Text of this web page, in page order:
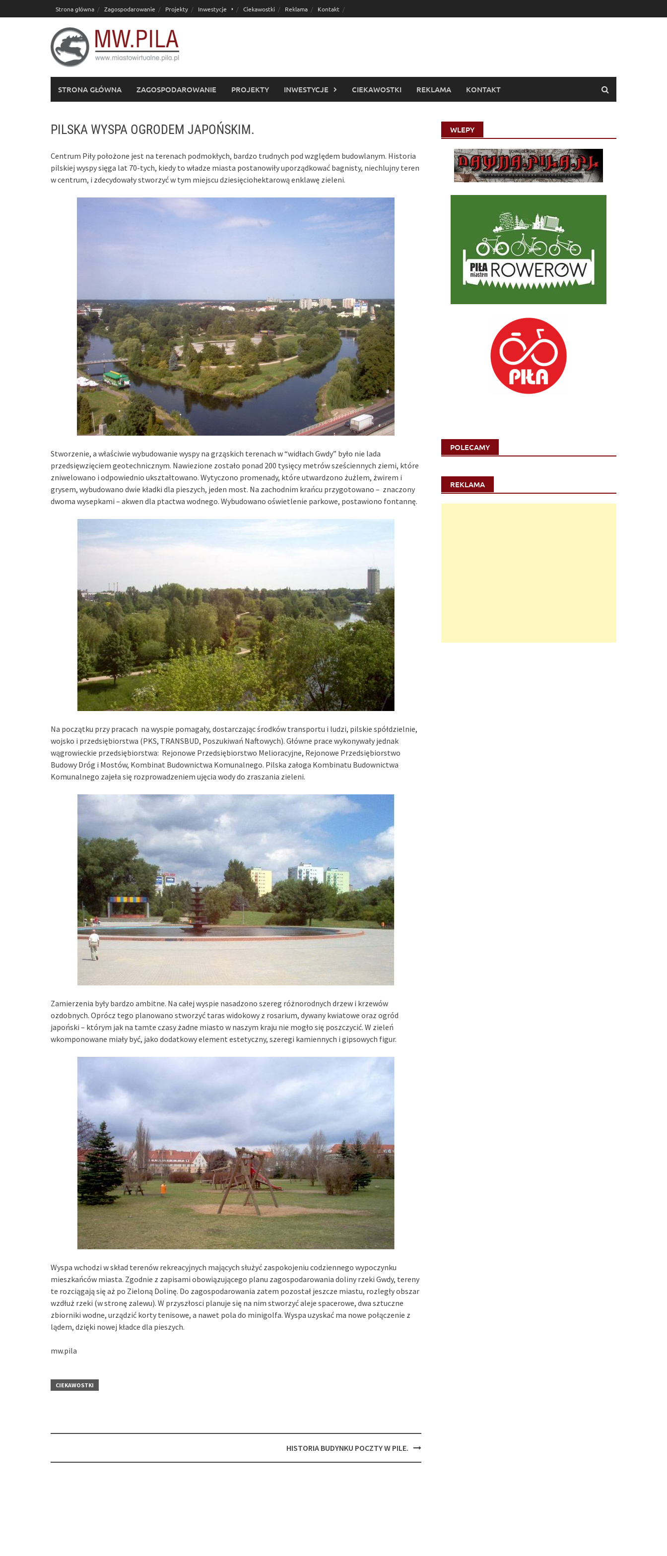
to
Strona główna Zagospodarowanie Projekty Inwestycje Ciekawostki Reklama Kontakt
STRONA GŁÓWNA ZAGOSPODAROWANIE PROJEKTY INWESTYCJE CIEKAWOSTKI REKLAMA KONTAKT
PILSKA WYSPA OGRODEM JAPOŃSKIM.
Centrum Piły położone jest na terenach podmokłych, bardzo trudnych pod względem budowlanym. Historia
pilskiej wyspy sięga lat 70-tych, kiedy to władze miasta postanowiły uporządkować bagnisty, niechlujny teren
w centrum, i zdecydowały stworzyć w tym miejscu dziesięciohektarową enklawę zieleni.
Stworzenie, a właściwie wybudowanie wyspy na grząskich terenach w “widłach Gwdy” było nie lada
przedsięwzięciem geotechnicznym. Nawiezione zostało ponad 200 tysięcy metrów sześciennych ziemi, które
zniwelowano i odpowiednio ukształtowano. Wytyczono promenady, które utwardzono żużlem, żwirem i
grysem, wybudowano dwie kładki dla pieszych, jeden most. Na zachodnim krańcu przygotowano – znaczony
dwoma wysepkami – akwen dla ptactwa wodnego. Wybudowano oświetlenie parkowe, postawiono fontannę.
Na początku przy pracach na wyspie pomagały, dostarczając środków transportu i ludzi, pilskie spółdzielnie,
wojsko i przedsiębiorstwa (PKS, TRANSBUD, Poszukiwań Naftowych). Główne prace wykonywały jednak
wągrowieckie przedsiębiorstwa: Rejonowe Przedsiębiorstwo Melioracyjne, Rejonowe Przedsiębiorstwo
Budowy Dróg i Mostów, Kombinat Budownictwa Komunalnego. Pilska załoga Kombinatu Budownictwa
Komunalnego zajeła się rozprowadzeniem ujęcia wody do zraszania zieleni.
Zamierzenia były bardzo ambitne. Na całej wyspie nasadzono szereg różnorodnych drzew i krzewów
ozdobnych. Oprócz tego planowano stworzyć taras widokowy z rosarium, dywany kwiatowe oraz ogród
japoński – którym jak na tamte czasy żadne miasto w naszym kraju nie mogło się poszczycić. W zieleń
wkomponowane miały być, jako dodatkowy element estetyczny, szeregi kamiennych i gipsowych figur.
Wyspa wchodzi w skład terenów rekreacyjnych mających służyć zaspokojeniu codziennego wypoczynku
mieszkańców miasta. Zgodnie z zapisami obowiązującego planu zagospodarowania doliny rzeki Gwdy, tereny
te rozciągają się aż po Zieloną Dolinę. Do zagospodarowania zatem pozostał jeszcze miastu, rozległy obszar
wzdłuż rzeki (w stronę zalewu). W przyszłosci planuje się na nim stworzyć aleje spacerowe, dwa sztuczne
zbiorniki wodne, urządzić korty tenisowe, a nawet pola do minigolfa. Wyspa uzyskać ma nowe połączenie z
lądem, dzięki nowej kładce dla pieszych.
mw.pila
CIEKAWOSTKI
HISTORIA BUDYNKU POCZTY W PILE.
WLEPY
POLECAMY
REKLAMA